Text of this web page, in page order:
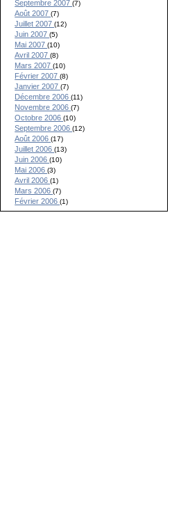
Septembre 2007(7)
Août 2007(7)
Juillet 2007(12)
Juin 2007(5)
Mai 2007(10)
Avril 2007(8)
Mars 2007(10)
Février 2007(8)
Janvier 2007(7)
Décembre 2006(11)
Novembre 2006(7)
Octobre 2006(10)
Septembre 2006(12)
Août 2006(17)
Juillet 2006(13)
Juin 2006(10)
Mai 2006(3)
Avril 2006(1)
Mars 2006(7)
Février 2006(1)